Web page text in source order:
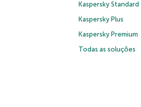
Kaspersky Standard
Kaspersky Plus
Kaspersky Premium
Todas as soluções